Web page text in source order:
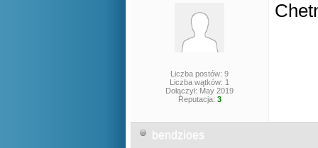
Liczba postów: 9
Liczba wątków: 1
Dołączył: May 2019
Reputacja: 3
bendzioes